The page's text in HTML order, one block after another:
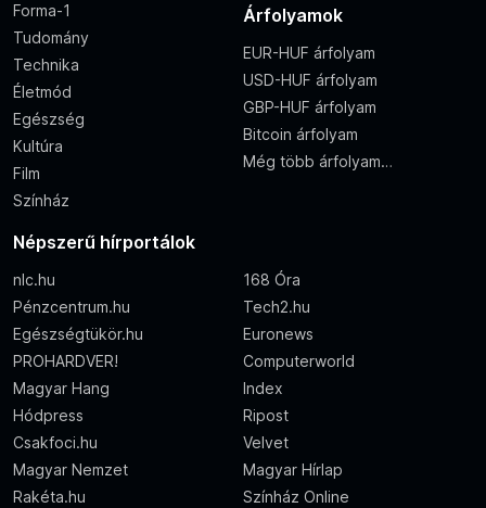
Forma-1
Tudomány
Technika
Életmód
Egészség
Kultúra
Film
Színház
Árfolyamok
EUR-HUF árfolyam
USD-HUF árfolyam
GBP-HUF árfolyam
Bitcoin árfolyam
Még több árfolyam…
Népszerű hírportálok
nlc.hu
168 Óra
Pénzcentrum.hu
Tech2.hu
Egészségtükör.hu
Euronews
PROHARDVER!
Computerworld
Magyar Hang
Index
Hódpress
Ripost
Csakfoci.hu
Velvet
Magyar Nemzet
Magyar Hírlap
Rakéta.hu
Színház Online